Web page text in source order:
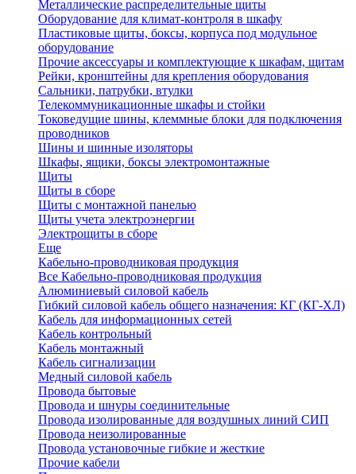
Металлические распределительные щиты
Оборудование для климат-контроля в шкафу
Пластиковые щиты, боксы, корпуса под модульное
оборудование
Прочие аксессуары и комплектующие к шкафам, щитам
Рейки, кронштейны для крепления оборудования
Сальники, патрубки, втулки
Телекоммуникационные шкафы и стойки
Токоведущие шины, клеммные блоки для подключения
проводников
Шины и шинные изоляторы
Шкафы, ящики, боксы электромонтажные
Щиты
Щиты в сборе
Щиты с монтажной панелью
Щиты учета электроэнергии
Электрощиты в сборе
Еще
Кабельно-проводниковая продукция
Все Кабельно-проводниковая продукция
Алюминиевый силовой кабель
Гибкий силовой кабель общего назначения: КГ (КГ-ХЛ)
Кабель для информационных сетей
Кабель контрольный
Кабель монтажный
Кабель сигнализации
Медный силовой кабель
Провода бытовые
Провода и шнуры соединительные
Провода изолированные для воздушных линий СИП
Провода неизолированные
Провода установочные гибкие и жесткие
Прочие кабели